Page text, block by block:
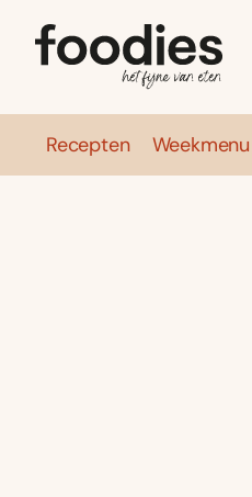
Recepten Weekmenu